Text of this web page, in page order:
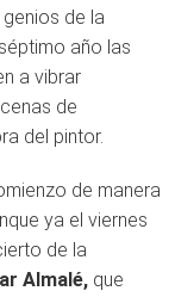
de la
año las
a vibrar
de
del pintor.
de manera
ya el viernes
de la
Almalé, que